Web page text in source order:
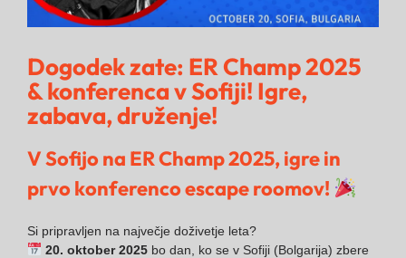
Dogodek zate: ER Champ 2025
& konferenca v Sofiji! Igre,
zabava, druženje!
V Sofijo na ER Champ 2025, igre in
prvo konferenco escape roomov!
Si pripravljen na največje doživetje leta?
20. oktober 2025bo dan, ko se v Sofiji (Bolgarija) zbere